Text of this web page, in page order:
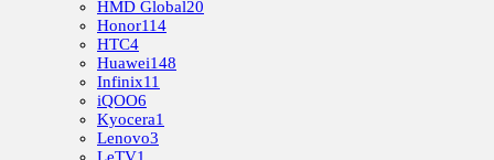
HMD Global20
Honor114
HTC4
Huawei148
Infinix11
iQOO6
Kyocera1
Lenovo3